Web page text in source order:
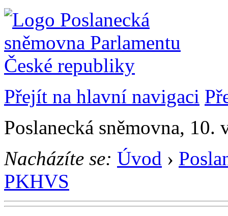
Přejít na hlavní navigaci
Poslanecká sněmovna,
Nacházíte se: Úvod ›
PKHVS